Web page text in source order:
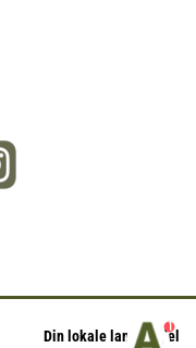
Din lokale landhandel
1